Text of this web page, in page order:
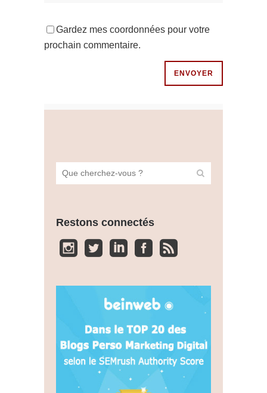
Gardez mes coordonnées pour votre
prochain commentaire.
Restons connectés